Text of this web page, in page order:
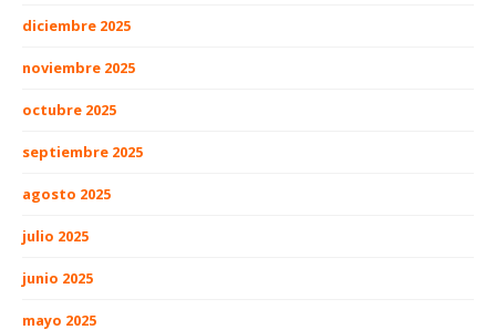
diciembre 2025
noviembre 2025
octubre 2025
septiembre 2025
agosto 2025
julio 2025
junio 2025
mayo 2025